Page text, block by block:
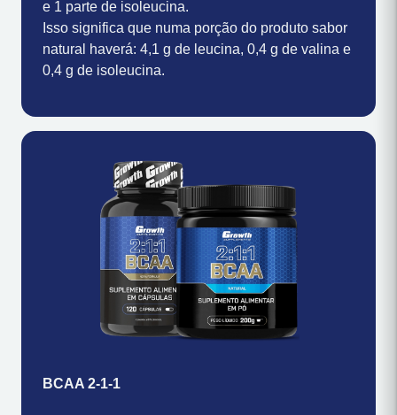
e 1 parte de isoleucina.
Isso significa que numa porção do produto sabor
natural haverá: 4,1 g de leucina, 0,4 g de valina e
0,4 g de isoleucina.
BCAA 2-1-1